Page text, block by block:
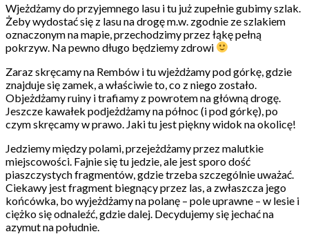
Wjeżdżamy do przyjemnego lasu i tu już zupełnie gubimy szlak.
Żeby wydostać się z lasu na drogę m.w. zgodnie ze szlakiem
oznaczonym na mapie, przechodzimy przez łąkę pełną
pokrzyw. Na pewno długo będziemy zdrowi
Zaraz skręcamy na Rembów i tu wjeżdżamy pod górkę, gdzie
znajduje się zamek, a właściwie to, co z niego zostało.
Objeżdżamy ruiny i trafiamy z powrotem na główną drogę.
Jeszcze kawałek podjeżdżamy na północ (i pod górkę), po
czym skręcamy w prawo. Jaki tu jest piękny widok na okolicę!
Jedziemy między polami, przejeżdżamy przez malutkie
miejscowości. Fajnie się tu jedzie, ale jest sporo dość
piaszczystych fragmentów, gdzie trzeba szczególnie uważać.
Ciekawy jest fragment biegnący przez las, a zwłaszcza jego
końcówka, bo wyjeżdżamy na polanę – pole uprawne – w lesie i
ciężko się odnaleźć, gdzie dalej. Decydujemy się jechać na
azymut na południe.